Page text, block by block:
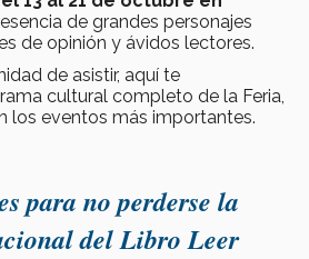
de grandes personajes
de opinión y ávidos lectores.
de asistir, aquí te
cultural completo de la Feria,
los eventos más importantes.
para no perderse la
del Libro Leer